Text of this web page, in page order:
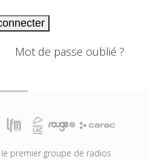
Mot de passe oublié ?
premier groupe de radios